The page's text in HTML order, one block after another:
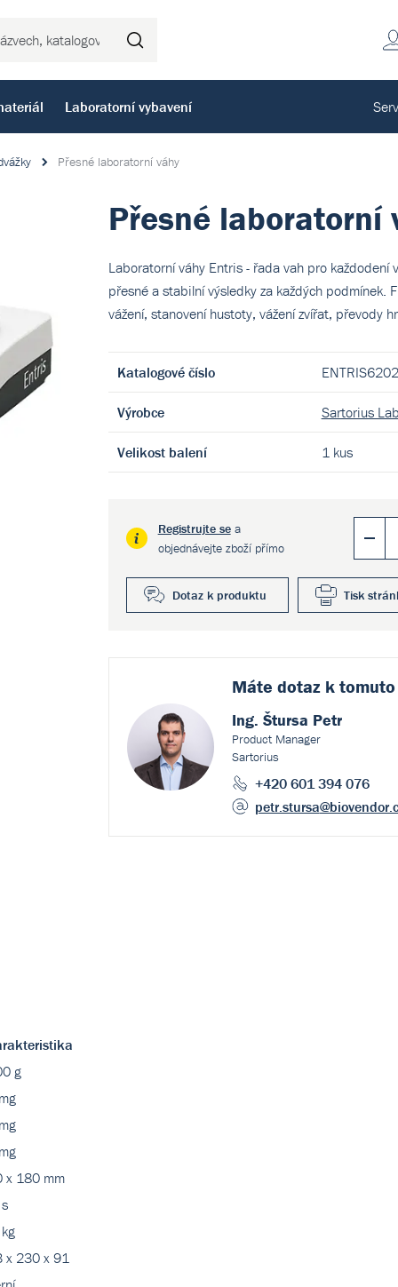
Laboratorní vybavení
Přesné laboratorní váhy
Přesné laboratorní
Laboratorní váhy Entris - řada vah pro každodení
přesné a stabilní výsledky za každých podmínek.
vážení, stanovení hustoty, vážení zvířat, převody
Katalogové číslo
Výrobce Sartorius
Velikost balení 1 kus
Registrujte sea
objednávejte zboží přímo
Dotaz k produktu Tisk
Máte dotaz k
Ing. Štursa Petr
Product Manager
Sartorius
+420 601 394 076
petr.stursa
g
x 180 mm
x 230 x 91